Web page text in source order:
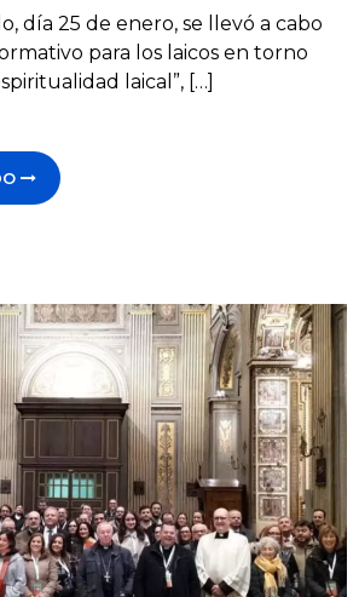
día 25 de enero, se llevó a cabo
para los laicos en torno
laical”, […]